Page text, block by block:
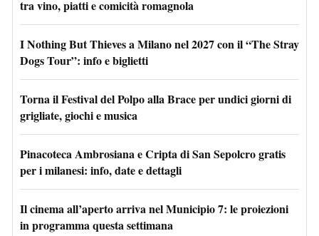
tra vino, piatti e comicità romagnola
I Nothing But Thieves a Milano nel 2027 con il “The Stray
Dogs Tour”: info e biglietti
Torna il Festival del Polpo alla Brace per undici giorni di
grigliate, giochi e musica
Pinacoteca Ambrosiana e Cripta di San Sepolcro gratis
per i milanesi: info, date e dettagli
Il cinema all’aperto arriva nel Municipio 7: le proiezioni
in programma questa settimana